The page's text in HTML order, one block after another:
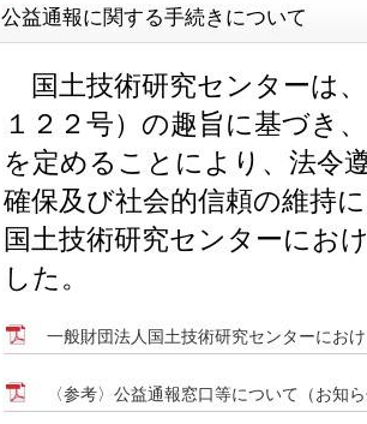
公益通報に関する手続きについて
国土技術研究センターは
１２２号）の趣旨に基づき
を定めることにより、法令
確保及び社会的信頼の維持
国土技術研究センターにお
した。
一般財団法人国土技術研究センターにお
〈参考〉公益通報窓口等について（お知